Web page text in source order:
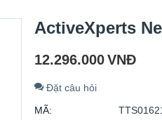
ActiveXperts
12.296.000VNĐ
Đặt câu hỏi
MÃ: